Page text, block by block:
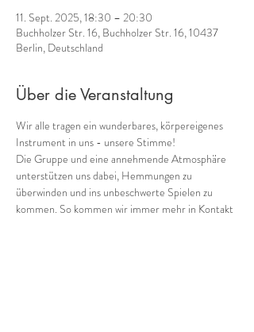
11. Sept. 2025, 18:30 – 20:30
Buchholzer Str. 16, Buchholzer Str. 16, 10437
Berlin, Deutschland
Über die Veranstaltung
Wir alle tragen ein wunderbares, körpereigenes
Instrument in uns - unsere Stimme!
Die Gruppe und eine annehmende Atmosphäre
unterstützen uns dabei, Hemmungen zu
überwinden und ins unbeschwerte Spielen zu
kommen. So kommen wir immer mehr in Kontakt